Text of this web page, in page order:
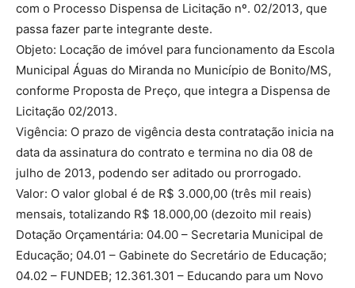
com o Processo Dispensa de Licitação nº. 02/2013, que
passa fazer parte integrante deste.
Objeto: Locação de imóvel para funcionamento da Escola
Municipal Águas do Miranda no Município de Bonito/MS,
conforme Proposta de Preço, que integra a Dispensa de
Licitação 02/2013.
Vigência: O prazo de vigência desta contratação inicia na
data da assinatura do contrato e termina no dia 08 de
julho de 2013, podendo ser aditado ou prorrogado.
Valor: O valor global é de R$ 3.000,00 (três mil reais)
mensais, totalizando R$ 18.000,00 (dezoito mil reais)
Dotação Orçamentária: 04.00 – Secretaria Municipal de
Educação; 04.01 – Gabinete do Secretário de Educação;
04.02 – FUNDEB; 12.361.301 – Educando para um Novo